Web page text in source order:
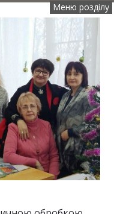
Меню розділу